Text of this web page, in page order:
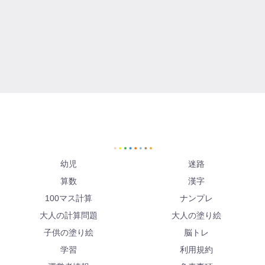
幼児
迷路
算数
漢字
100マス計算
ナンプレ
大人の計算問題
大人の塗り絵
子供の塗り絵
脳トレ
学習
利用規約